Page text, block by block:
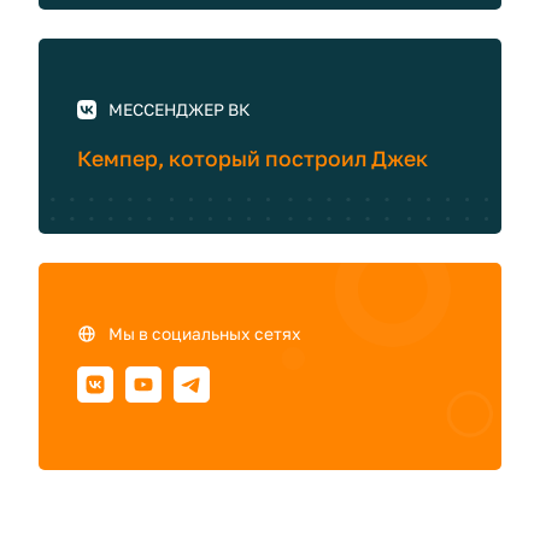
МЕССЕНДЖЕР ВК
Кемпер, который построил Джек
Мы в социальных сетях